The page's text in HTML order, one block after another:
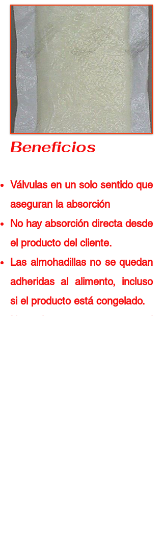
Beneficios
Válvulas en un solo sentido que
aseguran la absorción
No hay absorción directa desde
el producto del cliente.
Las almohadillas no se quedan
adheridas al alimento, incluso
si el producto está congelado.
No existe contacto entre el